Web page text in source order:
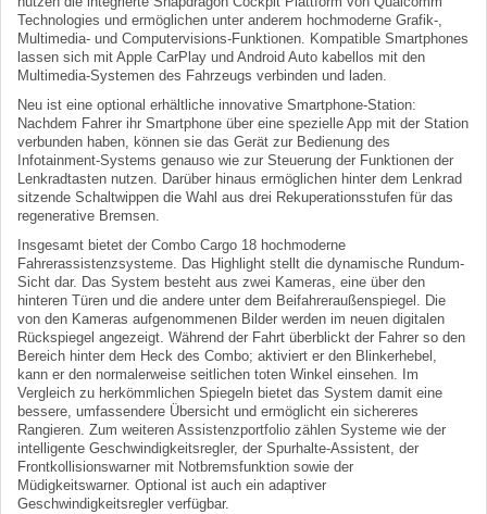
Technologies und ermöglichen unter anderem hochmoderne Grafik-,
Multimedia- und Computervisions-Funktionen. Kompatible Smartphones
lassen sich mit Apple CarPlay und Android Auto kabellos mit den
Multimedia-Systemen des Fahrzeugs verbinden und laden.
Neu ist eine optional erhältliche innovative Smartphone-Station:
Nachdem Fahrer ihr Smartphone über eine spezielle App mit der Station
verbunden haben, können sie das Gerät zur Bedienung des
Infotainment-Systems genauso wie zur Steuerung der Funktionen der
Lenkradtasten nutzen. Darüber hinaus ermöglichen hinter dem Lenkrad
sitzende Schaltwippen die Wahl aus drei Rekuperationsstufen für das
regenerative Bremsen.
Insgesamt bietet der Combo Cargo 18 hochmoderne
Fahrerassistenzsysteme. Das Highlight stellt die dynamische Rundum-
Sicht dar. Das System besteht aus zwei Kameras, eine über den
hinteren Türen und die andere unter dem Beifahreraußenspiegel. Die
von den Kameras aufgenommenen Bilder werden im neuen digitalen
Rückspiegel angezeigt. Während der Fahrt überblickt der Fahrer so den
Bereich hinter dem Heck des Combo; aktiviert er den Blinkerhebel,
kann er den normalerweise seitlichen toten Winkel einsehen. Im
Vergleich zu herkömmlichen Spiegeln bietet das System damit eine
bessere, umfassendere Übersicht und ermöglicht ein sichereres
Rangieren. Zum weiteren Assistenzportfolio zählen Systeme wie der
intelligente Geschwindigkeitsregler, der Spurhalte-Assistent, der
Frontkollisionswarner mit Notbremsfunktion sowie der
Müdigkeitswarner. Optional ist auch ein adaptiver
Geschwindigkeitsregler verfügbar.